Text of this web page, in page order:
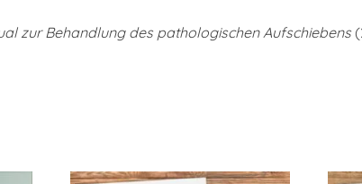
zur Behandlung des pathologischen Aufschiebens